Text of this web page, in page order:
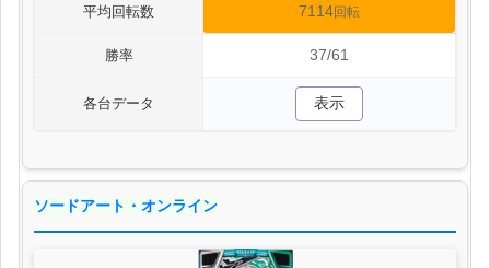
平均回転数 7114回転
勝率 37/61
各台データ 表示
ソードアート・オンライン